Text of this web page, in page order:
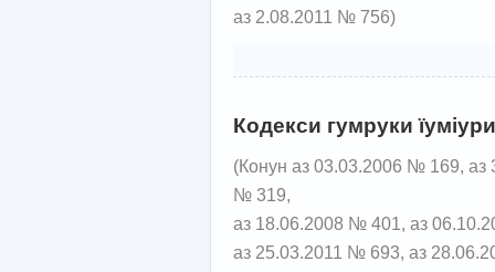
аз 2.08.2011 № 756)
Кодекси гумруки
(Конун аз 03.03.2006 № 169, аз
№ 319,
аз 18.06.2008 № 401, аз
аз 25.03.2011 № 693, аз